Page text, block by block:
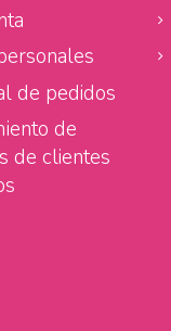
de pedidos
de
de clientes